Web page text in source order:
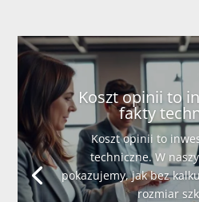
Koszt opinii to
fakty
Koszt opinii to
techniczne. W
pokazujemy, jak bez
rozmiar